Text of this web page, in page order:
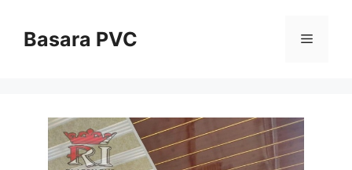
contentBasara PVC Menu